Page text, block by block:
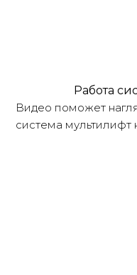
Работа
Видео поможет
система мультилифт